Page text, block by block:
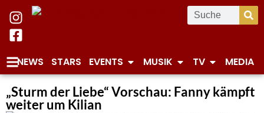
NEWS STARS EVENTS MUSIK TV MEDIA
„Sturm der Liebe“ Vorschau: Fanny kämpft
weiter um Kilian